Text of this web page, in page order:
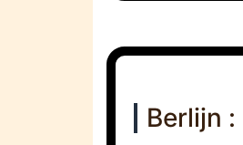
Berlijn